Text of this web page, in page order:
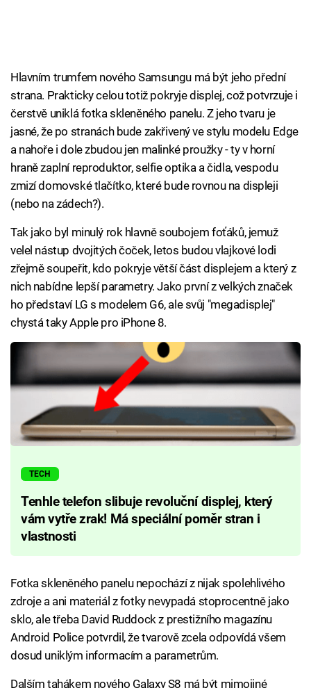
Hlavním trumfem nového Samsungu má být jeho přední
strana. Prakticky celou totiž pokryje displej, což potvrzuje i
čerstvě uniklá fotka skleněného panelu. Z jeho tvaru je
jasné, že po stranách bude zakřivený ve stylu modelu Edge
a nahoře i dole zbudou jen malinké proužky - ty v horní
hraně zaplní reproduktor, selfie optika a čidla, vespodu
zmizí domovské tlačítko, které bude rovnou na displeji
(nebo na zádech?).
Tak jako byl minulý rok hlavně soubojem foťáků, jemuž
velel nástup dvojitých čoček, letos budou vlajkové lodi
zřejmě soupeřit, kdo pokryje větší část displejem a který z
nich nabídne lepší parametry. Jako první z velkých značek
ho představí LG s modelem G6, ale svůj "megadisplej"
chystá taky Apple pro iPhone 8.
TECH
Tenhle telefon slibuje revoluční displej, který
vám vytře zrak! Má speciální poměr stran i
vlastnosti
Fotka skleněného panelu nepochází z nijak spolehlivého
zdroje a ani materiál z fotky nevypadá stoprocentně jako
sklo, ale třeba David Ruddock z prestižního magazínu
Android Police potvrdil, že tvarově zcela odpovídá všem
dosud uniklým informacím a parametrům.
Dalším tahákem nového Galaxy S8 má být mimojiné